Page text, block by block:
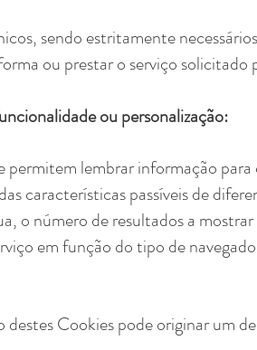
sendo estritamente
ou prestar o serviço solicitado
ou personalização:
permitem lembrar informação
características passíveis de
o número de resultados a
em função do tipo de
destes Cookies pode originar um